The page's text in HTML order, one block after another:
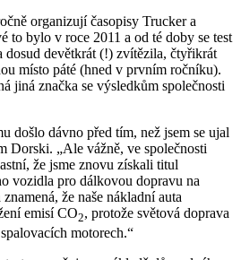
organizují časopisy Trucker a
to bylo v roce 2011 a od té doby se test
dosud devětkrát (!) zvítězila, čtyřikrát
místo páté (hned v prvním ročníku).
jiná značka se výsledkům společnosti
došlo dávno před tím, než jsem se ujal
Dorski. „Ale vážně, ve společnosti
že jsme znovu získali titul
vozidla pro dálkovou dopravu na
že naše nákladní auta
emisí CO2, protože světová doprava
motorech.“